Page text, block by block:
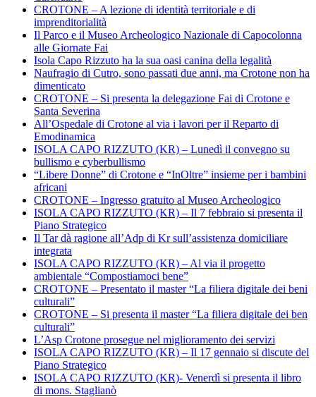
CROTONE – A lezione di identità territoriale e di
imprenditorialità
Il Parco e il Museo Archeologico Nazionale di Capocolonna
alle Giornate Fai
Isola Capo Rizzuto ha la sua oasi canina della legalità
Naufragio di Cutro, sono passati due anni, ma Crotone non ha
dimenticato
CROTONE – Si presenta la delegazione Fai di Crotone e
Santa Severina
All’Ospedale di Crotone al via i lavori per il Reparto di
Emodinamica
ISOLA CAPO RIZZUTO (KR) – Lunedì il convegno su
bullismo e cyberbullismo
“Libere Donne” di Crotone e “InOltre” insieme per i bambini
africani
CROTONE – Ingresso gratuito al Museo Archeologico
ISOLA CAPO RIZZUTO (KR) – Il 7 febbraio si presenta il
Piano Strategico
Il Tar dà ragione all’Adp di Kr sull’assistenza domiciliare
integrata
ISOLA CAPO RIZZUTO (KR) – Al via il progetto
ambientale “Compostiamoci bene”
CROTONE – Presentato il master “La filiera digitale dei beni
culturali”
CROTONE – Si presenta il master “La filiera digitale dei ben
culturali”
L’Asp Crotone prosegue nel miglioramento dei servizi
ISOLA CAPO RIZZUTO (KR) – Il 17 gennaio si discute del
Piano Strategico
ISOLA CAPO RIZZUTO (KR)- Venerdì si presenta il libro
di mons. Staglianò